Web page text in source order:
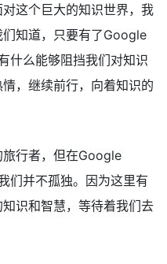
这个巨大的知识世界，我
知道，只要有了Google
什么能够阻挡我们对知识
，继续前行，向着知识的
旅行者，但在Google
们并不孤独。因为这里有
识和智慧，等待着我们去